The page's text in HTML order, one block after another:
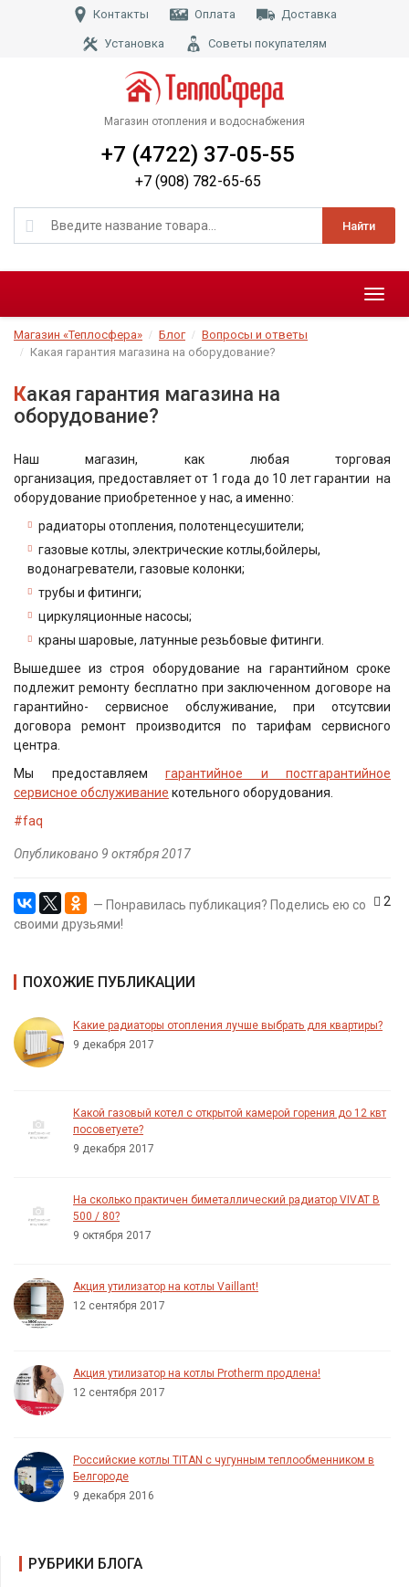
Контакты Оплата Доставка
Установка Советы покупателям
Магазин отопления и водоснабжения
Найти
+7 (4722) 37-05-55
+7 (908) 782-65-65
Меню
Магазин «Теплосфера» Блог
Вопросы и ответы
Какая гарантия магазина на оборудование?
Какая гарантия магазина на
оборудование?
Наш магазин, как любая торговая
организация, предоставляет от 1 года до 10 лет гарантии на
оборудование приобретенное у нас, а именно:
радиаторы отопления, полотенцесушители;
газовые котлы, электрические котлы,бойлеры,
водонагреватели, газовые колонки;
трубы и фитинги;
циркуляционные насосы;
краны шаровые, латунные резьбовые фитинги.
Вышедшее из строя оборудование на гарантийном сроке
подлежит ремонту бесплатно при заключенном договоре на
гарантийно- сервисное обслуживание, при отсутсвии
договора ремонт производится по тарифам сервисного
центра.
Мы предоставляем гарантийное и постгарантийное
сервисное обслуживание котельного оборудования.
#faq
Опубликовано 9 октября 2017
2
— Понравилась публикация? Поделись ею со
своими друзьями!
ПОХОЖИЕ ПУБЛИКАЦИИ
Какие радиаторы отопления лучше выбрать для квартиры?
9 декабря 2017
Какой газовый котел с открытой камерой горения до 12 квт
посоветуете?
9 декабря 2017
На сколько практичен биметаллический радиатор VIVAT B
500 / 80?
9 октября 2017
Акция утилизатор на котлы Vaillant!
12 сентября 2017
Акция утилизатор на котлы Protherm продлена!
12 сентября 2017
Российские котлы TITAN с чугунным теплообменником в
Белгороде
9 декабря 2016
РУБРИКИ БЛОГА